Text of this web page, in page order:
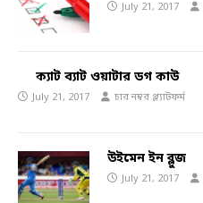
July 21, 2017
ক্যাট ব্যাট ওয়াটার ডগ কাউ
July 21, 2017 চার নম্বর প্ল্যাটফর্ম
উইমেন ইন ব্লুজ
July 21, 2017